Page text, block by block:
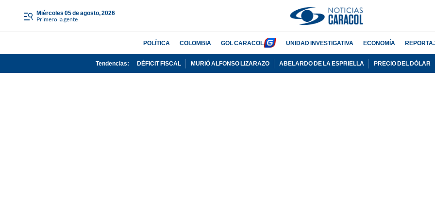
miércoles 05 de agosto, 2026
Primero la gente
POLÍTICA COLOMBIA GOL CARACOL UNIDAD INVESTIGATIVA ECONOMÍA
Tendencias: DÉFICIT FISCAL MURIÓ ALFONSO LIZARAZO ABELARDO DE LA ESPRIELLA PRECIO DEL DÓLAR